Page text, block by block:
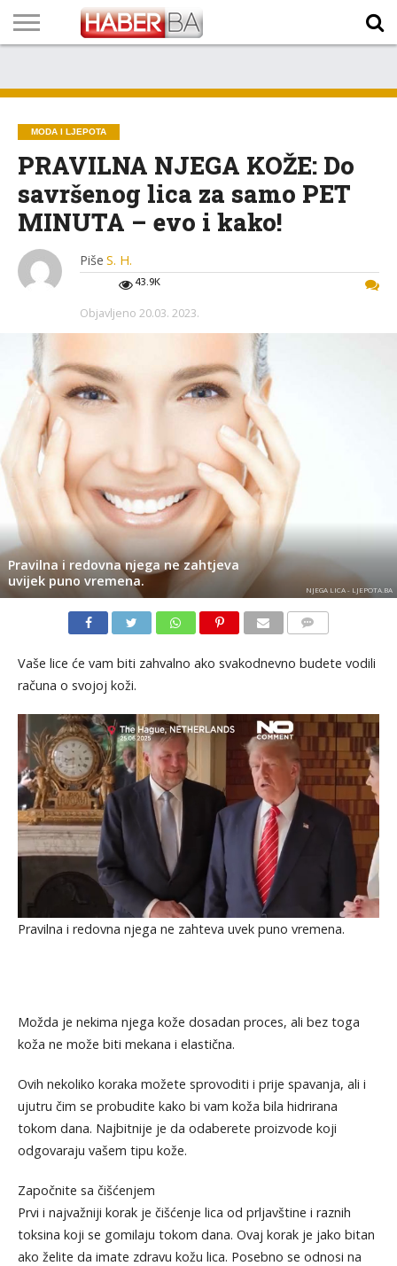
TECH
PROGRAM
PROGNOZA
PUTEVIMA
LISTA
NAMA
MODA I LJEPOTA
PRAVILNA NJEGA KOŽE: Do
savršenog lica za samo PET
MINUTA – evo i kako!
Piše S. H.
43.9K
Objavljeno 20.03. 2023.
Pravilna i redovna njega ne zahtjeva
uvijek puno vremena.
NJEGA LICA - LJEPOTA.BA
Vaše lice će vam biti zahvalno ako svakodnevno budete vodili
računa o svojoj koži.
Pravilna i redovna njega ne zahteva uvek puno vremena.
Možda je nekima njega kože dosadan proces, ali bez toga
koža ne može biti mekana i elastična.
Ovih nekoliko koraka možete sprovoditi i prije spavanja, ali i
ujutru čim se probudite kako bi vam koža bila hidrirana
tokom dana. Najbitnije je da odaberete proizvode koji
odgovaraju vašem tipu kože.
Započnite sa čišćenjem
Prvi i najvažniji korak je čišćenje lica od prljavštine i raznih
toksina koji se gomilaju tokom dana. Ovaj korak je jako bitan
ako želite da imate zdravu kožu lica. Posebno se odnosi na